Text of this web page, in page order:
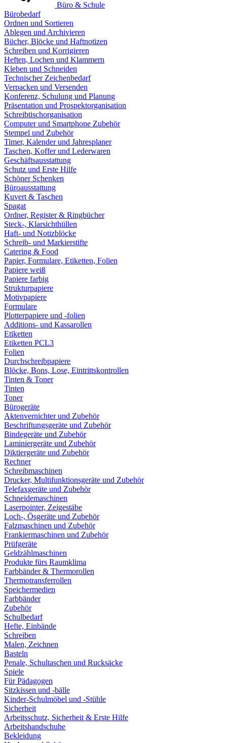
Büro & Schule
Bürobedarf
Ordnen und Sortieren
Ablegen und Archivieren
Bücher, Blöcke und Haftnotizen
Schreiben und Korrigieren
Heften, Lochen und Klammern
Kleben und Schneiden
Technischer Zeichenbedarf
Verpacken und Versenden
Konferenz, Schulung und Planung
Präsentation und Prospektorganisation
Schreibtischorganisation
Computer und Smartphone Zubehör
Stempel und Zubehör
Timer, Kalender und Jahresplaner
Taschen, Koffer und Lederwaren
Geschäftsausstattung
Schutz und Erste Hilfe
Schöner Schenken
Büroausstattung
Kuvert & Taschen
Spagat
Ordner, Register & Ringbücher
Steck-, Klarsichthüllen
Haft- und Notizblöcke
Schreib- und Markierstifte
Catering & Food
Papier, Formulare, Etiketten, Folien
Papiere weiß
Papiere farbig
Strukturpapiere
Motivpapiere
Formulare
Plotterpapiere und -folien
Additions- und Kassarollen
Etiketten
Etiketten PCL3
Folien
Durchschreibpapiere
Blöcke, Bons, Lose, Eintrittskontrollen
Tinten & Toner
Tinten
Toner
Bürogeräte
Aktenvernichter und Zubehör
Beschriftungsgeräte und Zubehör
Bindegeräte und Zubehör
Laminiergeräte und Zubehör
Diktiergeräte und Zubehör
Rechner
Schreibmaschinen
Drucker, Multifunktionsgeräte und Zubehör
Telefaxgeräte und Zubehör
Schneidemaschinen
Laserpointer, Zeigestäbe
Loch-, Ösgeräte und Zubehör
Falzmaschinen und Zubehör
Frankiermaschinen und Zubehör
Prüfgeräte
Geldzählmaschinen
Produkte fürs Raumklima
Farbbänder & Thermorollen
Thermotransferrollen
Speichermedien
Farbbänder
Zubehör
Schulbedarf
Hefte, Einbände
Schreiben
Malen, Zeichnen
Basteln
Penale, Schultaschen und Rucksäcke
Spiele
Für Pädagogen
Sitzkissen und -bälle
Kinder-Schulmöbel und -Stühle
Sicherheit
Arbeitsschutz, Sicherheit & Erste Hilfe
Arbeitshandschuhe
Bekleidung